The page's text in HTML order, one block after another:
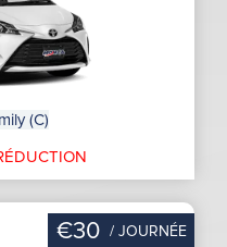
(C)
€30 / JOURNÉE